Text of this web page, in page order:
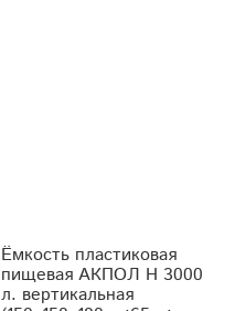
Ёмкость пластиковая
пищевая АКПОЛ Н 3000
л. вертикальная